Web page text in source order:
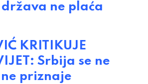
ne plaća
KRITIKUJE
Srbija se ne
priznaje